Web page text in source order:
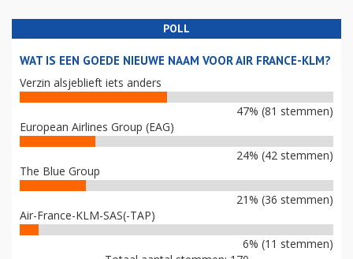
POLL
WAT IS EEN GOEDE NIEUWE NAAM VOOR AIR FRANCE-KLM?
Verzin alsjeblieft iets anders
47% (81 stemmen)
European Airlines Group (EAG)
24% (42 stemmen)
The Blue Group
21% (36 stemmen)
Air-France-KLM-SAS(-TAP)
6% (11 stemmen)